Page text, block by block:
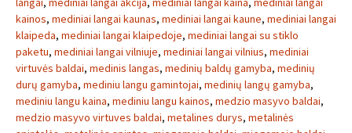
kainos, mediniai langai kaunas, mediniai langai kaune, mediniai langai
klaipeda, mediniai langai klaipedoje, mediniai langai su stiklo
paketu, mediniai langai vilniuje, mediniai langai vilnius, mediniai
virtuvės baldai, medinis langas, medinių baldų gamyba, medinių
durų gamyba, mediniu langu gamintojai, medinių langų gamyba,
mediniu langu kaina, mediniu langu kainos, medzio masyvo baldai,
medzio masyvo virtuves baldai, metalines durys, metalinės